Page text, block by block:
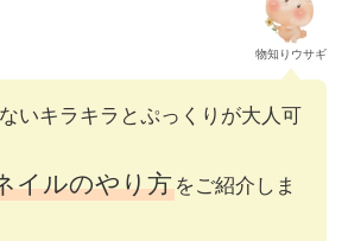
物知りウサギ
いキラキラとぷっくりが大人可
イルのやり方をご紹介しま